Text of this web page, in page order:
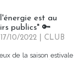
est au
publics" 🔑
10/2022 |CLUB
de la saison estivale